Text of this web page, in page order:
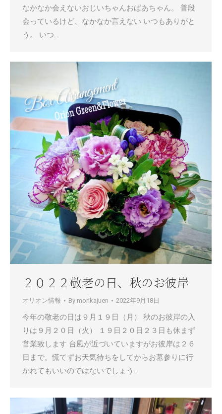
なかなか会えないおじいちゃんおばあちゃん。 普段
会っているけど、なかなか言えない いつもありがと
う。 いつ…
２０２２敬老の日、秋のお彼岸
オリオン情報 By morikajuen 2022年9月18日
今年の敬老の日は９月１９日（月） 秋のお彼岸の入
りは９月２０日（火） １９日２０日２３日も休まず
営業致します 台風が近づいていますがお彼岸は２６
日まで。慌てずお天気待ちをしてからお墓参りに行
かれてもいいのではないでしょう…